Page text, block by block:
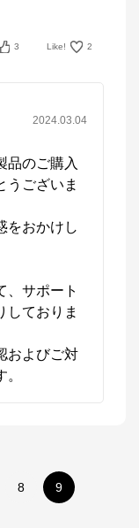
3 Like! 2
2024.03.04
品のご購入
うございま
をおかけし
、サポート
しておりま
およびご対
8 9
コメント
（Build To
のパソコン
準で付帯、
サポートい